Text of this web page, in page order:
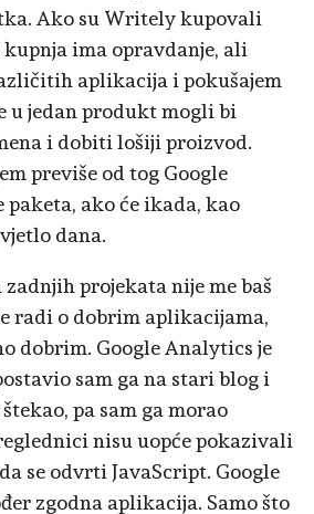
Ako su Writely kupovali
ima opravdanje, ali
aplikacija i pokušajem
u jedan produkt mogli bi
i dobiti lošiji proizvod.
previše od tog Google
ako će ikada, kao
dana.
projekata nije me baš
radi o dobrim aplikacijama,
dobrim. Google Analytics je
sam ga na stari blog i
pa sam ga morao
nisu uopće pokazivali
se odvrti JavaScript. Google
zgodna aplikacija. Samo što